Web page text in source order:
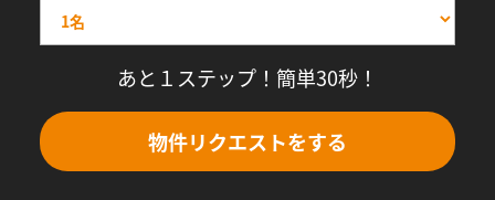
あと１ステップ！簡単30秒！
物件リクエストをする